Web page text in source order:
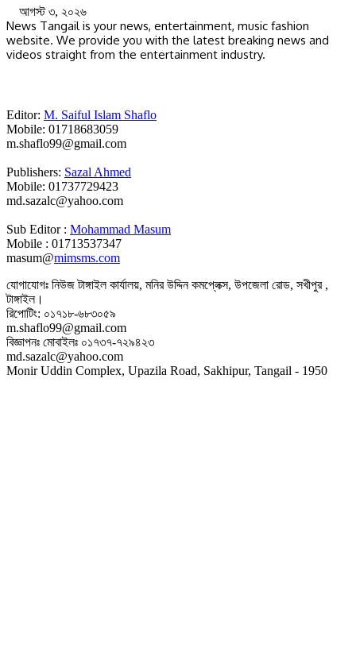
আগস্ট ৩, ২০২৬
News Tangail is your news, entertainment, music fashion
website. We provide you with the latest breaking news and
videos straight from the entertainment industry.
Editor: M. Saiful Islam Shaflo
Mobile: 01718683059
m.shaflo99@gmail.com
Publishers: Sazal Ahmed
Mobile: 01737729423
md.sazalc@yahoo.com
Sub Editor : Mohammad Masum
Mobile : 01713537347
masum@mimsms.com
যোগাযোগঃ নিউজ টাঙ্গাইল কার্যালয়, মনির উদ্দিন কমপ্লেক্স, উপজেলা রোড, সখীপুর ,
টাঙ্গাইল।
রিপোটিং: ০১৭১৮-৬৮৩০৫৯
m.shaflo99@gmail.com
বিজ্ঞাপনঃ মোবাইলঃ ০১৭৩৭-৭২৯৪২৩
md.sazalc@yahoo.com
Monir Uddin Complex, Upazila Road, Sakhipur, Tangail - 1950